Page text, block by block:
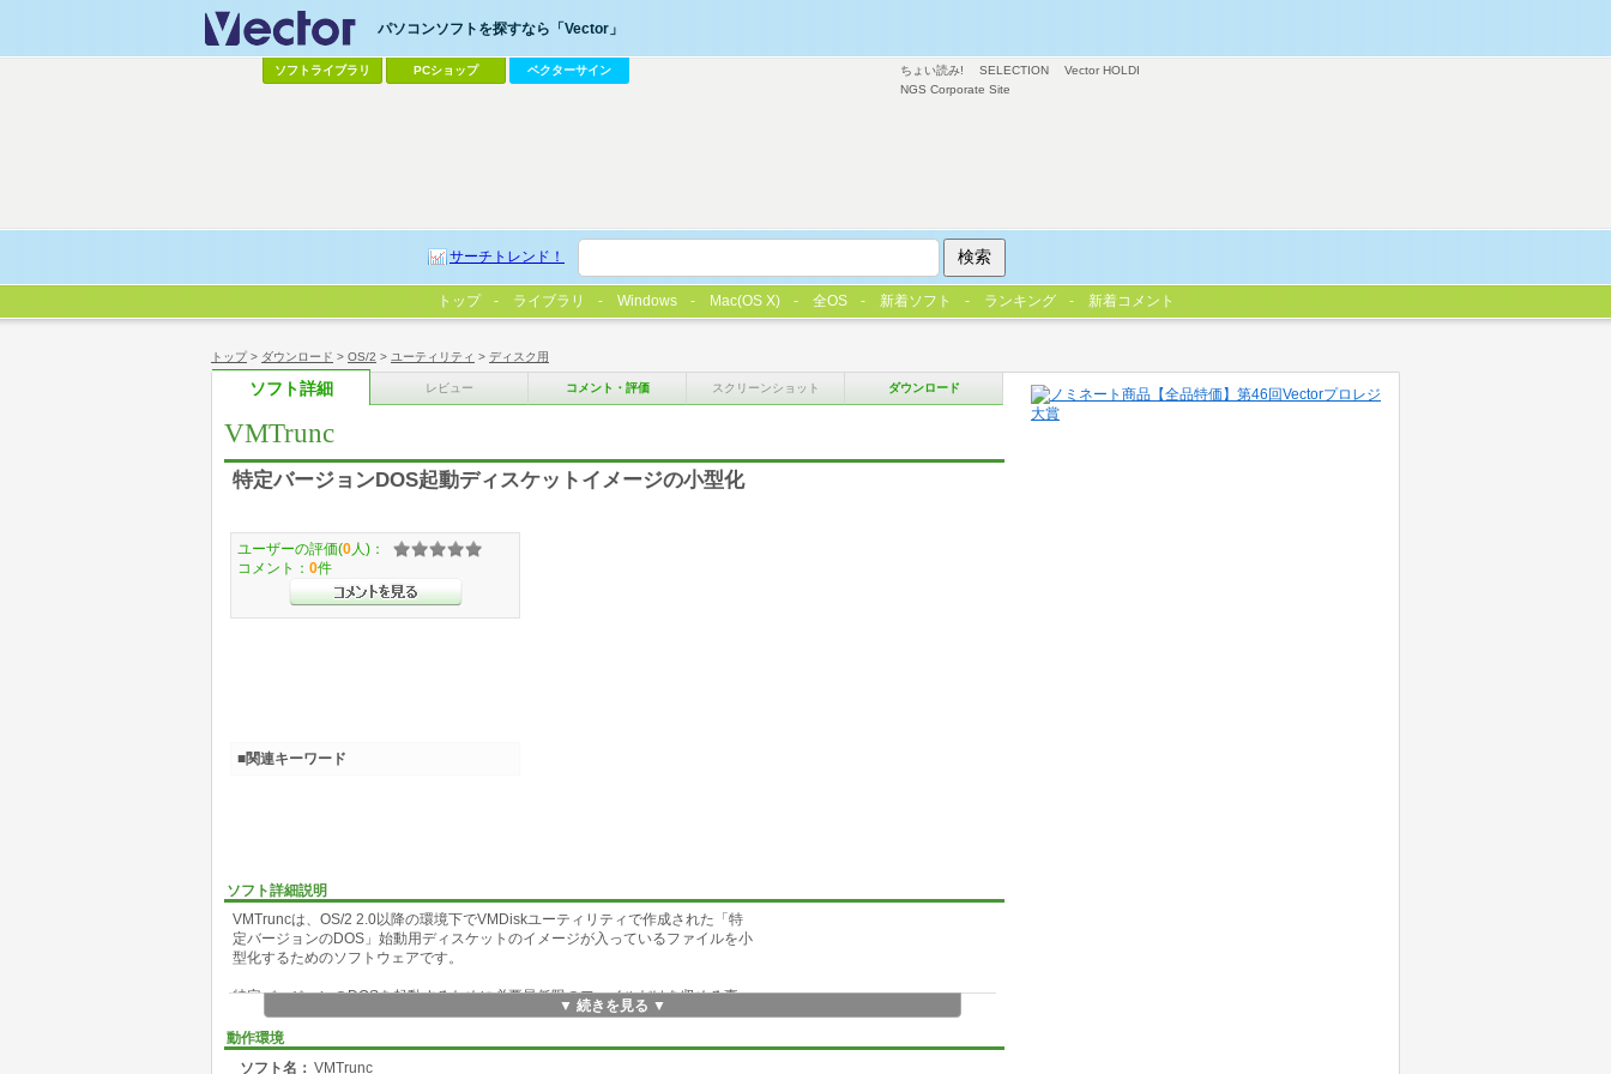
トップ> ダウンロード > OS/2 > ユーティリティ > ディスク用
ソフト詳細 レビュー コメント・評価 スクリーンショット ダウンロード
VMTrunc
特定バージョンDOS起動ディスケットイメージの小型化
ソフト詳細説明
VMTruncは、OS/2 2.0以降の環境下でVMDiskユーティリティで作成された「特
定バージョンのDOS」始動用ディスケットのイメージが入っているファイルを小
型化するためのソフトウェアです。
特定バージョンのDOSを起動するために必要最低限のファイルだけを収める事
にすると、ディスケットのほとんどは「未使用領域」となります。VMDiskはディ
スケットのイメージをそのままファイルにするので、1.44MBフロッピーをイメー
ジファイルにすると、この未使用領域部分も含んだ巨大なファイルが出来上がっ
▼ 続きを見る ▼
動作環境
ソフト名： VMTrunc
ユーザーの評価(0 人)：
コメント： 0件
■関連キーワード
ちょい読み! SELECTION
Vector HOLDI
NGS Corporate Site
パソコンソフトを探すなら「Vector」
ソフトライブラリ PCショップ ベクターサイン
サーチトレンド！
トップ ライブラリ Windows Mac(OS X) 全OS 新着ソフト ランキング 新着コメント